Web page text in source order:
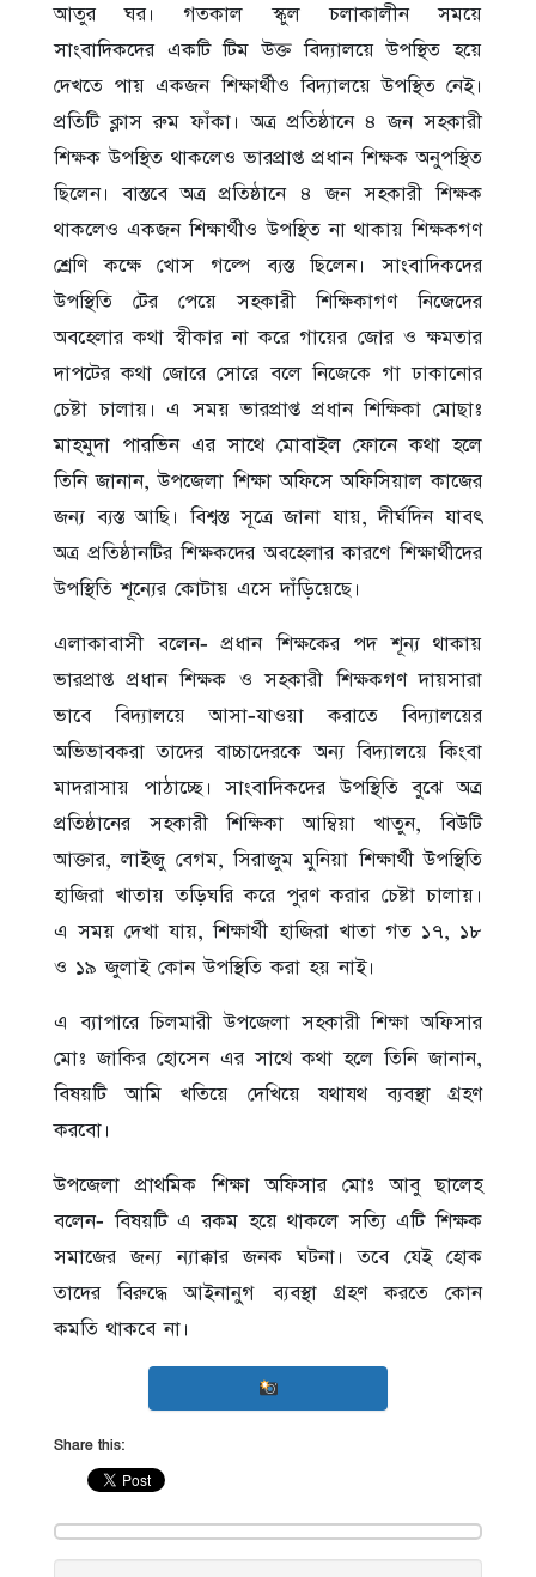
আতুর ঘর। গতকাল স্কুল চলাকালীন সময়ে
সাংবাদিকদের একটি টিম উক্ত বিদ্যালয়ে উপস্থিত হয়ে
দেখতে পায় একজন শিক্ষার্থীও বিদ্যালয়ে উপস্থিত নেই।
প্রতিটি ক্লাস রুম ফাঁকা। অত্র প্রতিষ্ঠানে ৪ জন সহকারী
শিক্ষক উপস্থিত থাকলেও ভারপ্রাপ্ত প্রধান শিক্ষক অনুপস্থিত
ছিলেন। বাস্তবে অত্র প্রতিষ্ঠানে ৪ জন সহকারী শিক্ষক
থাকলেও একজন শিক্ষার্থীও উপস্থিত না থাকায় শিক্ষকগণ
শ্রেণি কক্ষে খোস গল্পে ব্যস্ত ছিলেন। সাংবাদিকদের
উপস্থিতি টের পেয়ে সহকারী শিক্ষিকাগণ নিজেদের
অবহেলার কথা স্বীকার না করে গায়ের জোর ও ক্ষমতার
দাপটের কথা জোরে সোরে বলে নিজেকে গা ঢাকানোর
চেষ্টা চালায়। এ সময় ভারপ্রাপ্ত প্রধান শিক্ষিকা মোছাঃ
মাহমুদা পারভিন এর সাথে মোবাইল ফোনে কথা হলে
তিনি জানান, উপজেলা শিক্ষা অফিসে অফিসিয়াল কাজের
জন্য ব্যস্ত আছি। বিশ্বস্ত সূত্রে জানা যায়, দীর্ঘদিন যাবৎ
অত্র প্রতিষ্ঠানটির শিক্ষকদের অবহেলার কারণে শিক্ষার্থীদের
উপস্থিতি শূন্যের কোটায় এসে দাঁড়িয়েছে।
এলাকাবাসী বলেন- প্রধান শিক্ষকের পদ শূন্য থাকায়
ভারপ্রাপ্ত প্রধান শিক্ষক ও সহকারী শিক্ষকগণ দায়সারা
ভাবে বিদ্যালয়ে আসা-যাওয়া করাতে বিদ্যালয়ের
অভিভাবকরা তাদের বাচ্চাদেরকে অন্য বিদ্যালয়ে কিংবা
মাদরাসায় পাঠাচ্ছে। সাংবাদিকদের উপস্থিতি বুঝে অত্র
প্রতিষ্ঠানের সহকারী শিক্ষিকা আম্বিয়া খাতুন, বিউটি
আক্তার, লাইজু বেগম, সিরাজুম মুনিয়া শিক্ষার্থী উপস্থিতি
হাজিরা খাতায় তড়িঘরি করে পুরণ করার চেষ্টা চালায়।
এ সময় দেখা যায়, শিক্ষার্থী হাজিরা খাতা গত ১৭, ১৮
ও ১৯ জুলাই কোন উপস্থিতি করা হয় নাই।
এ ব্যাপারে চিলমারী উপজেলা সহকারী শিক্ষা অফিসার
মোঃ জাকির হোসেন এর সাথে কথা হলে তিনি জানান,
বিষয়টি আমি খতিয়ে দেখিয়ে যথাযথ ব্যবস্থা গ্রহণ
করবো।
উপজেলা প্রাথমিক শিক্ষা অফিসার মোঃ আবু ছালেহ
বলেন- বিষয়টি এ রকম হয়ে থাকলে সত্যি এটি শিক্ষক
সমাজের জন্য ন্যাক্কার জনক ঘটনা। তবে যেই হোক
তাদের বিরুদ্ধে আইনানুগ ব্যবস্থা গ্রহণ করতে কোন
কমতি থাকবে না।
Share this: